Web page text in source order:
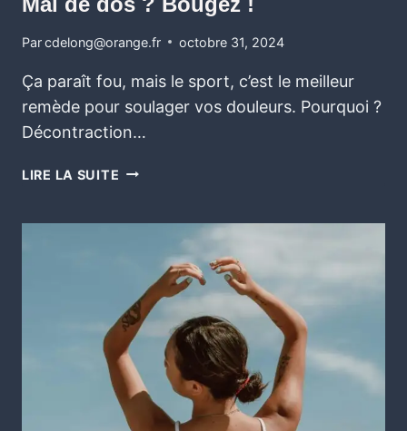
Parcdelong@orange.fr octobre 31, 2024
Ça paraît fou, mais le sport, c’est le meilleur
remède pour soulager vos douleurs. Pourquoi ?
Décontraction…
LIRE LA SUITE